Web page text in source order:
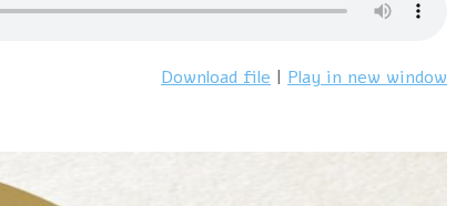
Download file | Play in new window